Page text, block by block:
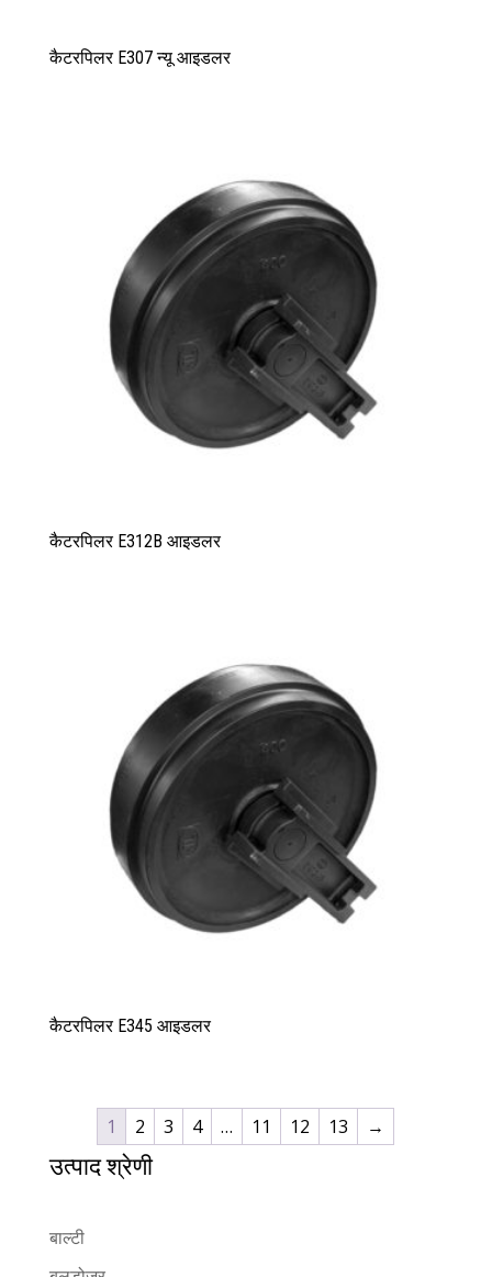
कैटरपिलर E307 न्यू आइडलर
कैटरपिलर E312B आइडलर
कैटरपिलर E345 आइडलर
1 2 3 4 … 11 12 13 →
उत्पाद श्रेणी
बाल्टी